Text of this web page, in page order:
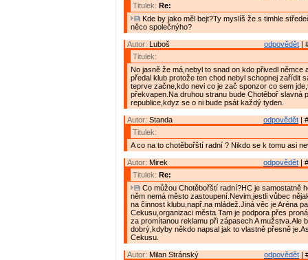
Titulek: Re:
Kde by jako měl bejt?Ty myslíš že s timhle
něco společnýho?
odpovědět |
Autor: Luboš
Titulek:
No jasně že má,nebyl to snad on kdo přivedl němce
předal klub protože ten chod nebyl schopnej zařídit
teprve začne,kdo nevi co je zač sponzor co sem
překvapen.Na druhou stranu bude Chotěboř slavná
republice,kdyz se o ni bude psát každý tyden.
odpovědět |
Autor: Standa
Titulek:
A co na to chotěbořští radní ? Nikdo se k tomu asi
odpovědět |
Autor: Mirek
Titulek: Re:
Co můžou Chotěbořští radní?HC je samostatně
něm nemá město zastoupení.Nevim,jestli vůbec
na činnost klubu,např.na mládež.Jiná věc je Aréna
Cekusu,organizaci města.Tam je podpora přes
za promítanou reklamu při zápasech A mužstva.Ale
dobrý,kdyby někdo napsal jak to vlastně přesně
Cekusu.
odpovědět |
Autor: Milan Stránský